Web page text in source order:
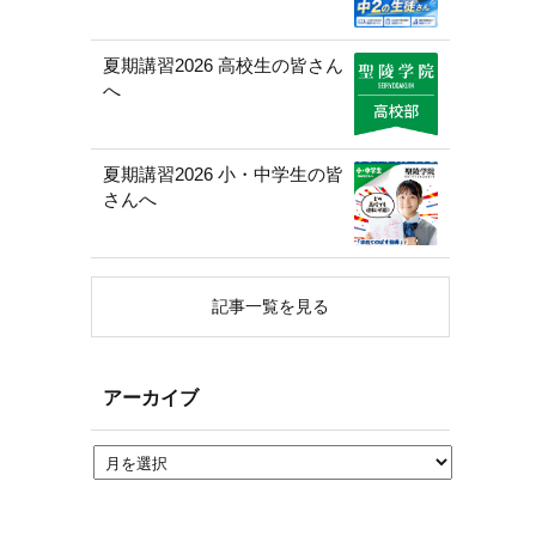
夏期講習2026 高校生の皆さん
へ
夏期講習2026 小・中学生の皆
さんへ
記事一覧を見る
アーカイブ